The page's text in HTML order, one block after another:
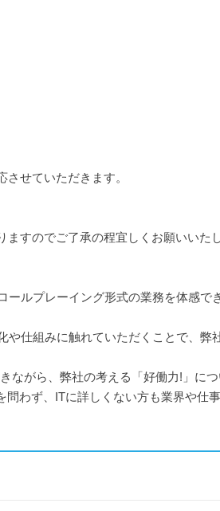
せていただきます。
すのでご了承の程宜しくお願いいたし
ルプレーイング形式の業務を体感で
仕組みに触れていただくことで、弊
がら、弊社の考える「好働力!」につ
わず、ITに詳しくない方も業界や仕